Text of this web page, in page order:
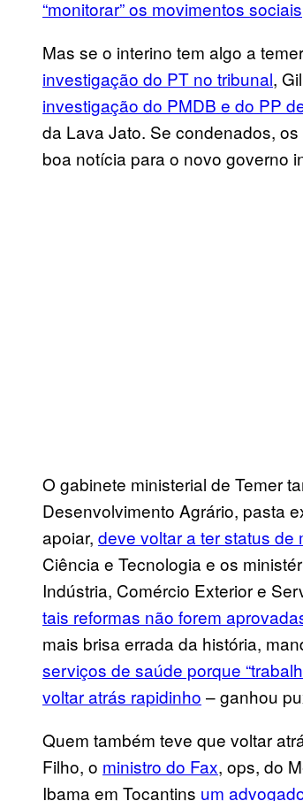
“monitorar” os movimentos sociais
Mas se o interino tem algo a
investigação do PT no tribunal,
investigação do PMDB e do PP
da Lava Jato. Se condenados,
boa notícia para o novo governo
O gabinete ministerial de Temer
Desenvolvimento Agrário, pasta
apoiar, deve voltar a ter status de
Ciência e Tecnologia e os
Indústria, Comércio Exterior e
tais reformas não forem
mais brisa errada da história,
serviços de saúde porque
voltar atrás rapidinho – ganhou
Quem também teve que voltar
Filho, o ministro do Fax, ops, do
Ibama em Tocantins um